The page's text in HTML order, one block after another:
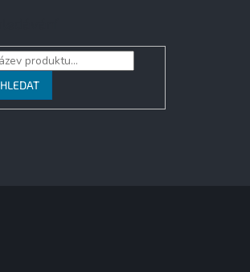
HLEDAT